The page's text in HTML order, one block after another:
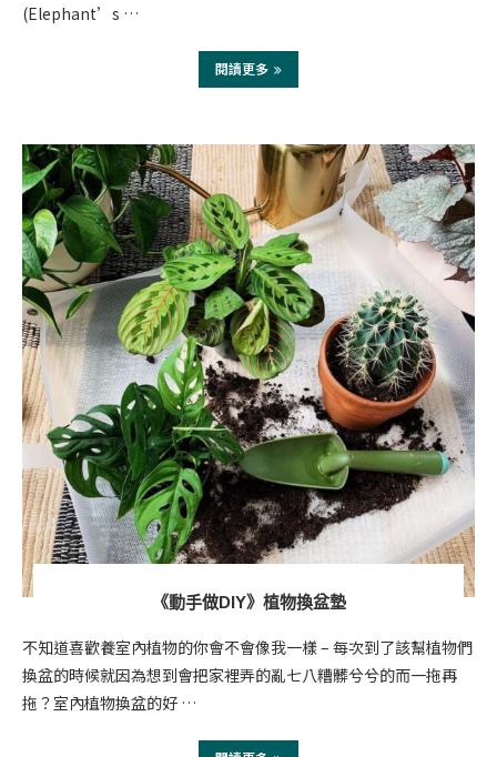
(Elephant’s …
閱讀更多
《動手做DIY》植物換盆墊
不知道喜歡養室內植物的你會不會像我一樣 – 每次到了該幫植物們
換盆的時候就因為想到會把家裡弄的亂七八糟髒兮兮的而一拖再
拖？室內植物換盆的好 …